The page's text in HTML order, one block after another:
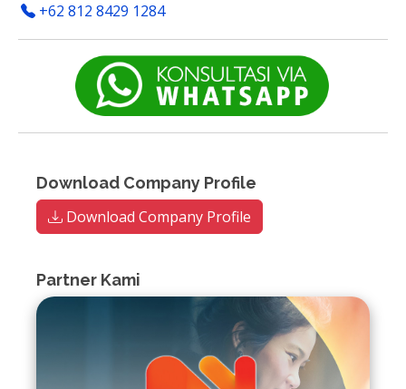
+62 812 8429 1284
Download Company Profile
Download Company Profile
Partner Kami